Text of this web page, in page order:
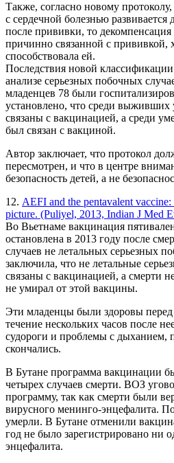
Также, согласно новому
с сердечной болезнью развивается
после прививки, то декомпенсация
причинно связанной с прививкой,
способствовала ей.
Последствия новой
анализе серьезных побочных
младенцев 78 были
установлено, что среди
связаны с вакцинацией, а среди
был связан с вакциной.
Автор заключает, что протокол
пересмотрен, и что в центре
безопасность детей, а не
12. AEFI and the pentavalent
picture. (Puliyel, 2013, Indian J Med
Во Вьетнаме вакцинация
остановлена в 2013 году после
случаев не летальных серьезных
заключила, что не летальные
связаны с вакцинацией, а смерти
не умирал от этой вакцины.
Эти младенцы были здоровы
течение нескольких часов после
судороги и проблемы с дыханием,
скончались.
В Бутане программа вакцинации
четырех случаев смерти. ВОЗ
программу, так как смерти были
вирусного менинго-энцефалита.
умерли. В Бутане отменили
год не было зарегистрировано ни
энцефалита.